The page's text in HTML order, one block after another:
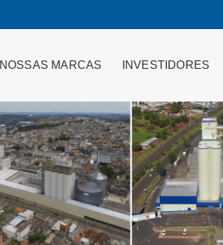
NOSSAS MARCAS INVESTIDORES